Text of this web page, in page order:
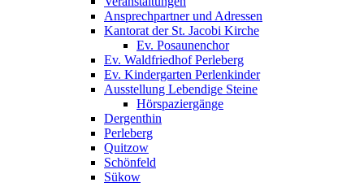
Ansprechpartner und Adressen
Kantorat der St. Jacobi Kirche
Ev. Posaunenchor
Ev. Waldfriedhof Perleberg
Ev. Kindergarten Perlenkinder
Ausstellung Lebendige Steine
Hörspaziergänge
Dergenthin
Perleberg
Quitzow
Schönfeld
Sükow